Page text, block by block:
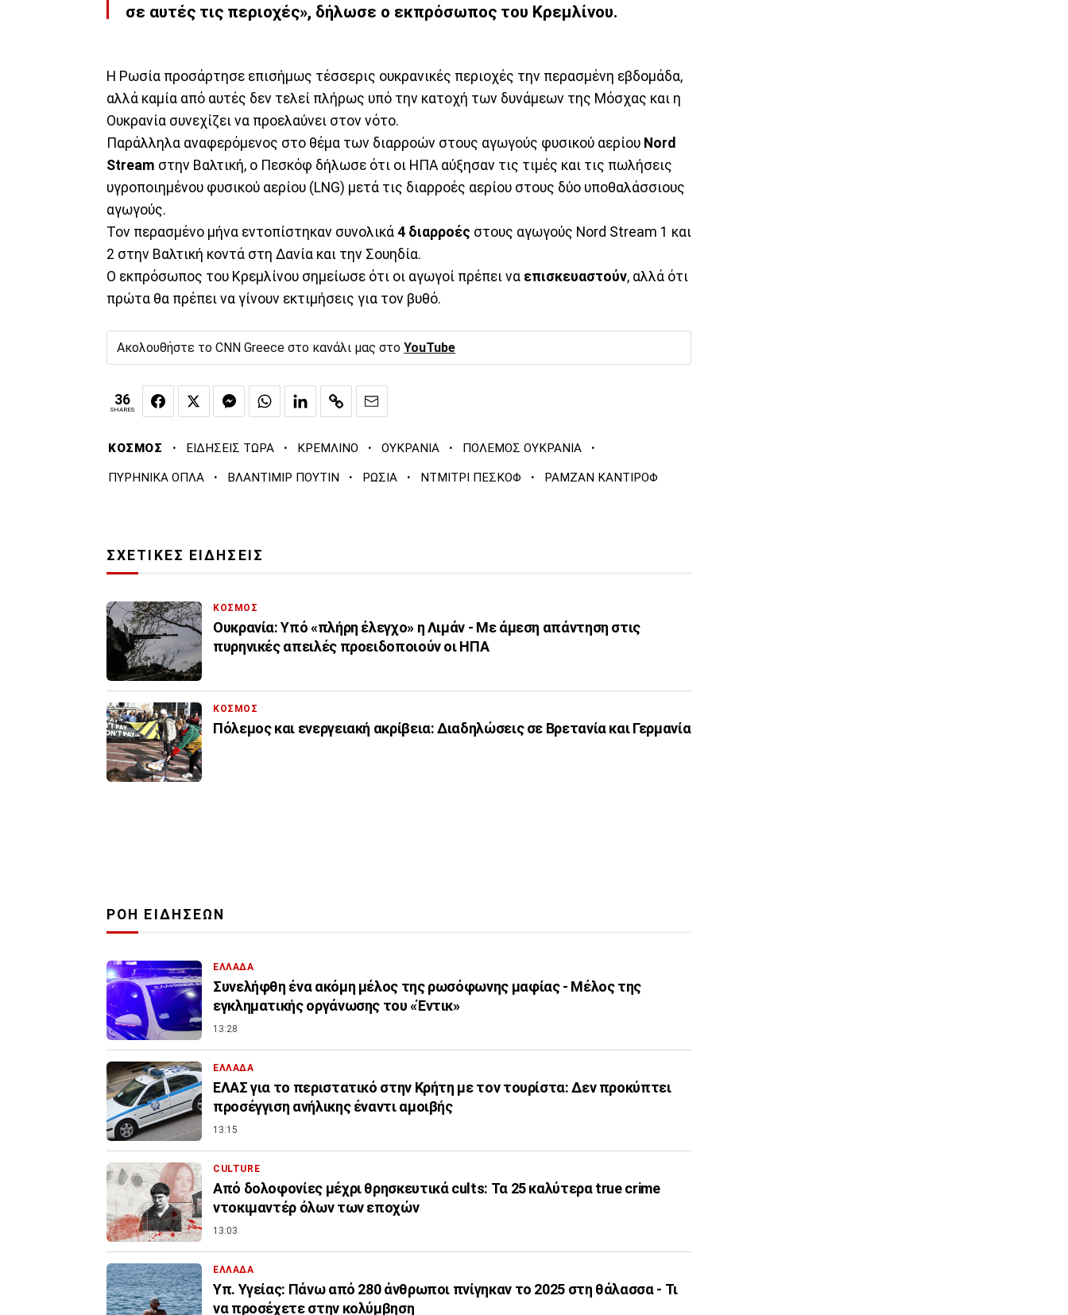
σε αυτές τις περιοχές», δήλωσε ο εκπρόσωπος του Κρεμλίνου.
Η Ρωσία προσάρτησε επισήμως τέσσερις ουκρανικές περιοχές την περασμένη εβδομάδα,
αλλά καμία από αυτές δεν τελεί πλήρως υπό την κατοχή των δυνάμεων της Μόσχας και η
Ουκρανία συνεχίζει να προελαύνει στον νότο.
Παράλληλα αναφερόμενος στο θέμα των διαρροών στους αγωγούς φυσικού αερίου Nord
Stream στην Βαλτική, ο Πεσκόφ δήλωσε ότι οι ΗΠΑ αύξησαν τις τιμές και τις πωλήσεις
υγροποιημένου φυσικού αερίου (LNG) μετά τις διαρροές αερίου στους δύο υποθαλάσσιους
αγωγούς.
Τον περασμένο μήνα εντοπίστηκαν συνολικά 4 διαρροές στους αγωγούς Nord Stream 1 και
2 στην Βαλτική κοντά στη Δανία και την Σουηδία.
Ο εκπρόσωπος του Κρεμλίνου σημείωσε ότι οι αγωγοί πρέπει να επισκευαστούν, αλλά ότι
πρώτα θα πρέπει να γίνουν εκτιμήσεις για τον βυθό.
Ακολουθήστε το CNN Greece στο κανάλι μας στο YouTube
36
SHARES
ΚΟΣΜΟΣ · ΕΙΔΗΣΕΙΣ ΤΩΡΑ · ΚΡΕΜΛΙΝΟ · ΟΥΚΡΑΝΙΑ · ΠΟΛΕΜΟΣ ΟΥΚΡΑΝΙΑ ·
ΠΥΡΗΝΙΚΑ ΟΠΛΑ · ΒΛΑΝΤΙΜΙΡ ΠΟΥΤΙΝ · ΡΩΣΙΑ · ΝΤΜΙΤΡΙ ΠΕΣΚΟΦ · ΡΑΜΖΑΝ ΚΑΝΤΙΡΟΦ
ΣΧΕΤΙΚΕΣ ΕΙΔΗΣΕΙΣ
ΚΟΣΜΟΣ
Ουκρανία: Υπό «πλήρη έλεγχο» η Λιμάν - Με άμεση απάντηση στις
πυρηνικές απειλές προειδοποιούν οι ΗΠΑ
ΚΟΣΜΟΣ
Πόλεμος και ενεργειακή ακρίβεια: Διαδηλώσεις σε Βρετανία και Γερμανία
ΡΟΗ ΕΙΔΗΣΕΩΝ
ΕΛΛΑΔΑ
Συνελήφθη ένα ακόμη μέλος της ρωσόφωνης μαφίας - Μέλος της
εγκληματικής οργάνωσης του «Έντικ»
13:28
ΕΛΛΑΔΑ
ΕΛΑΣ για το περιστατικό στην Κρήτη με τον τουρίστα: Δεν προκύπτει
προσέγγιση ανήλικης έναντι αμοιβής
13:15
CULTURE
Από δολοφονίες μέχρι θρησκευτικά cults: Τα 25 καλύτερα true crime
ντοκιμαντέρ όλων των εποχών
13:03
ΕΛΛΑΔΑ
Υπ. Υγείας: Πάνω από 280 άνθρωποι πνίγηκαν το 2025 στη θάλασσα - Τι
να προσέχετε στην κολύμβηση